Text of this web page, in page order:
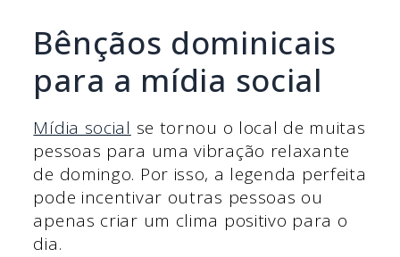
Bênçãos dominicais
para a mídia social
Mídia social se tornou o local de muitas
pessoas para uma vibração relaxante
de domingo. Por isso, a legenda perfeita
pode incentivar outras pessoas ou
apenas criar um clima positivo para o
dia.